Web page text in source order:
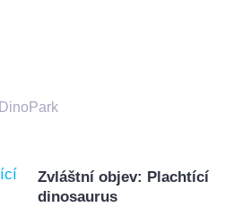
DinoPark
Zvláštní objev: Plachtící
dinosaurus